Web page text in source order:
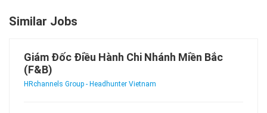
Similar Jobs
Giám Đốc Điều Hành Chi Nhánh Miền Bắc
(F&B)
HRchannels Group - Headhunter Vietnam